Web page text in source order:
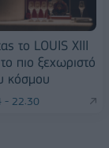
το LOUIS XIII
πιο ξεχωριστό
κόσμου
- 22:30